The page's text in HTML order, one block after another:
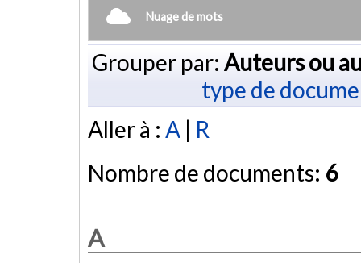
Nuage de mots
Grouper par: Auteurs ou
type de
Aller à : A | R
Nombre de documents: 6
A